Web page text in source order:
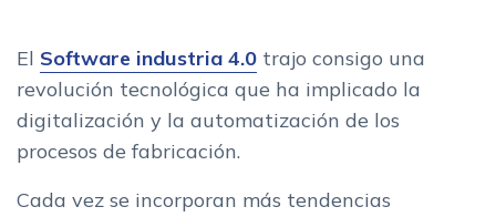
El Software industria 4.0 trajo consigo una
revolución tecnológica que ha implicado la
digitalización y la automatización de los
procesos de fabricación.
Cada vez se incorporan más tendencias